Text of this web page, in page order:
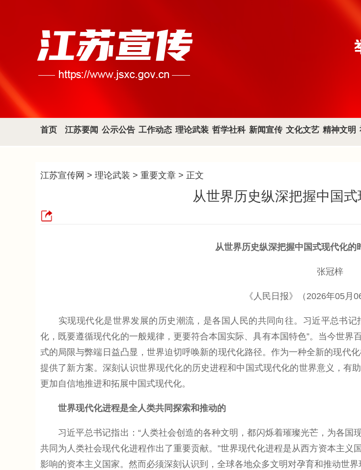
首页 江苏要闻 公示公告 工作动态 理论武装 哲学社科 新闻宣传 文化文艺 精神文明
江苏宣传网 > 理论武装 > 重要文章 > 正文
从世界历史纵深把握中国
从世界历史纵深把握中国式现代化的
张冠梓
《人民日报》（2026年05月
实现现代化是世界发展的历史潮流，是各国人民的共同向往。习近平总书记
化，既要遵循现代化的一般规律，更要符合本国实际、具有本国特色”。当今世
式的局限与弊端日益凸显，世界迫切呼唤新的现代化路径。作为一种全新的现代
提供了新方案。深刻认识世界现代化的历史进程和中国式现代化的世界意义，有
更加自信地推进和拓展中国式现代化。
世界现代化进程是全人类共同探索和推动的
习近平总书记指出：“人类社会创造的各种文明，都闪烁着璀璨光芒，为各国
共同为人类社会现代化进程作出了重要贡献。”世界现代化进程是从西方资本主
影响的资本主义国家。然而必须深刻认识到，全球各地众多文明对孕育和推动世界